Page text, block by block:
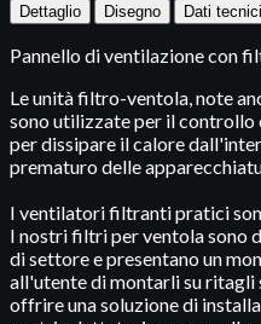
Dettaglio Disegno Dati tecnici
Pannello di ventilazione con
Le unità filtro-ventola, note
sono utilizzate per il
per dissipare il calore
prematuro delle
I ventilatori filtranti pratici
I nostri filtri per ventola sono
di settore e presentano un
all'utente di montarli su ritagli
offrire una soluzione di